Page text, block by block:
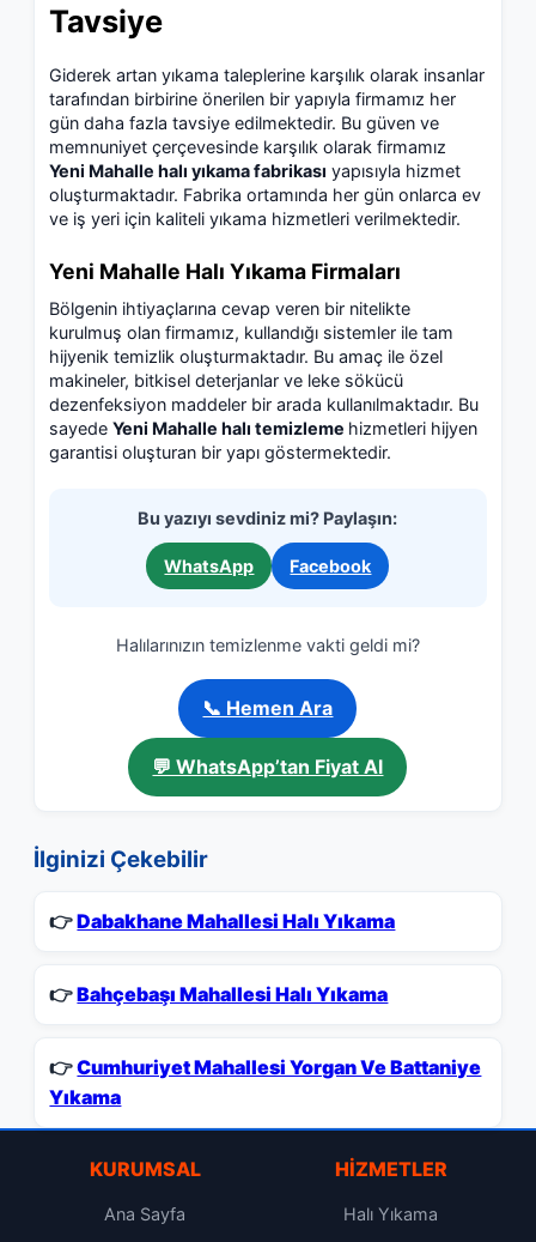
Tavsiye
Giderek artan yıkama taleplerine karşılık olarak insanlar
tarafından birbirine önerilen bir yapıyla firmamız her
gün daha fazla tavsiye edilmektedir. Bu güven ve
memnuniyet çerçevesinde karşılık olarak firmamız
Yeni Mahalle halı yıkama fabrikası yapısıyla hizmet
oluşturmaktadır. Fabrika ortamında her gün onlarca ev
ve iş yeri için kaliteli yıkama hizmetleri verilmektedir.
Yeni Mahalle Halı Yıkama Firmaları
Bölgenin ihtiyaçlarına cevap veren bir nitelikte
kurulmuş olan firmamız, kullandığı sistemler ile tam
hijyenik temizlik oluşturmaktadır. Bu amaç ile özel
makineler, bitkisel deterjanlar ve leke sökücü
dezenfeksiyon maddeler bir arada kullanılmaktadır. Bu
sayedeYeni Mahalle halı temizleme hizmetleri hijyen
garantisi oluşturan bir yapı göstermektedir.
Bu yazıyı sevdiniz mi? Paylaşın:
WhatsApp Facebook
Halılarınızın temizlenme vakti geldi mi?
📞 Hemen Ara
💬 WhatsApp’tan Fiyat Al
İlginizi Çekebilir
👉Dabakhane Mahallesi Halı Yıkama
👉Bahçebaşı Mahallesi Halı Yıkama
👉Cumhuriyet Mahallesi Yorgan Ve Battaniye
Yıkama
KURUMSAL
Ana Sayfa
HIZMETLER
Halı Yıkama